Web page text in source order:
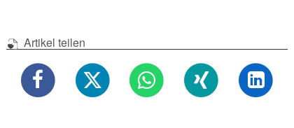
Artikel teilen